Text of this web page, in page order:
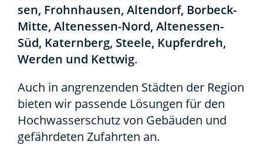
sen, Frohn­hau­sen, Alten­dorf, Bor­­beck-
Mit­­te, Alten­es­­sen-Nord, Alten­es­­sen-
Süd, Katern­berg, Ste­e­le, Kup­fer­dreh,
Wer­den und Kett­wig.
Auch in angren­zen­den Städ­ten der Regi­on
bie­ten wir pas­sen­de Lösun­gen für den
Hoch­was­ser­schutz von Gebäu­den und
gefähr­de­ten Zufahr­ten an.